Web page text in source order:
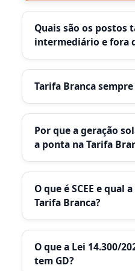
Quais são os postos
intermediário e fora
Tarifa Branca
Por que a geração
a ponta na Tarifa
O que é SCEE e qual
Tarifa Branca?
O que a Lei 14.300/
tem GD?